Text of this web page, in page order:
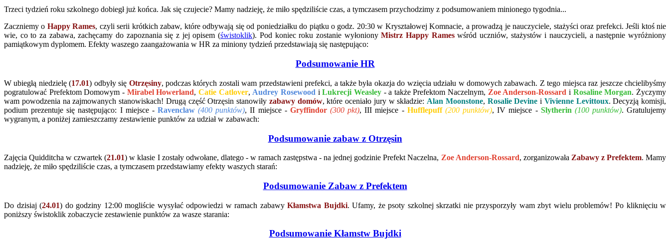
Trzeci tydzień roku szkolnego dobiegł już końca. Jak się czujecie? Mamy nadzieję, że miło spędziliście czas, a tymczasem przychodzimy z podsumowaniem minionego tygodnia...
Zaczniemy o Happy Rames, czyli serii krótkich zabaw, które odbywają się od poniedziałku do piątku o godz. 20:30 w Kryształowej Komnacie, a prowadzą je nauczyciele, stażyści oraz prefekci. Jeśli ktoś nie
wie, co to za zabawa, zachęcamy do zapoznania się z jej opisem (świstoklik). Pod koniec roku zostanie wyłonionyMistrz Happy Rameswśród uczniów, stażystów i nauczycieli, a następnie wyróżniony
pamiątkowym dyplomem. Efekty waszego zaangażowania w HR za miniony tydzień przedstawiają się następująco:
Podsumowanie HR
W ubiegłą niedzielę (17.01) odbyły się Otrzęsiny, podczas których zostali wam przedstawieni prefekci, a także była okazja do wzięcia udziału w domowych zabawach. Z tego miejsca raz jeszcze chcielibyśmy
pogratulować Prefektom Domowym - Mirabel Howerland, Catie Catlover, Audrey Rosewood iLukrecji Weasley- a także Prefektom Naczelnym, Zoe Anderson-Rossard i Rosaline Morgan. Życzymy
wam powodzenia na zajmowanych stanowiskach! Drugą część Otrzęsin stanowiły zabawy domów, które oceniało jury w składzie: Alan Moonstone, Rosalie Devine i Vivienne Levittoux. Decyzją komisji,
podium prezentuje się następująco: I miejsce - Ravenclaw (400 punktów), II miejsce - Gryffindor (300 pkt), III miejsce - Hufflepuff (200 punktów), IV miejsce - Slytherin (100 punktów). Gratulujemy
wygranym, a poniżej zamieszczamy zestawienie punktów za udział w zabawach:
Podsumowanie zabaw z Otrzęsin
Zajęcia Quidditcha w czwartek (21.01) w klasie I zostały odwołane, dlatego - w ramach zastępstwa - na jednej godzinie Prefekt Naczelna, Zoe Anderson-Rossard, zorganizowała Zabawy z Prefektem. Mamy
nadzieję, że miło spędziliście czas, a tymczasem przedstawiamy efekty waszych starań:
Podsumowanie Zabaw z Prefektem
Do dzisiaj (24.01) do godziny 12:00 mogliście wysyłać odpowiedzi w ramach zabawyKłamstwa Bujdki. Ufamy, że psoty szkolnej skrzatki nie przysporzyły wam zbyt wielu problemów! Po kliknięciu w
poniższy świstoklik zobaczycie zestawienie punktów za wasze starania:
Podsumowanie Kłamstw Bujdki